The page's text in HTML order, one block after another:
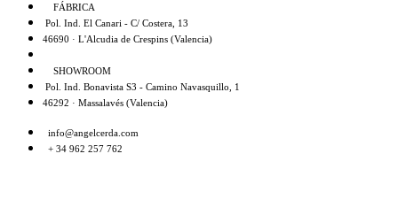
FÁBRICA
Pol. Ind. El Canari - C/ Costera, 13
46690 · L'Alcudia de Crespins (Valencia)
SHOWROOM
Pol. Ind. Bonavista S3 - Camino Navasquillo, 1
46292 · Massalavés (Valencia)
info@angelcerda.com
+ 34 962 257 762